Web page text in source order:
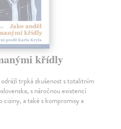
křídly
trpká zkušenost s totalitním
s náročnou existencí
ciziny, a také s kompromisy a